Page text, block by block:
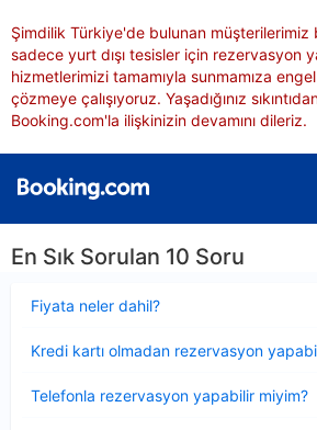
Şimdilik Türkiye'de bulunan müşterilerimiz
sadece yurt dışı tesisler için rezervasyon
hizmetlerimizi tamamıyla sunmamıza
çözmeye çalışıyoruz. Yaşadığınız
Booking.com'la ilişkinizin devamını dileriz.
En Sık Sorulan 10 Soru
Fiyata neler dahil?
Kredi kartı olmadan rezervasyon
Telefonla rezervasyon yapabilir miyim?